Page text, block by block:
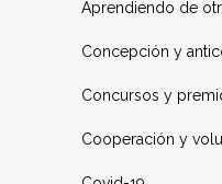
Aprendiendo de
Concepción y
Concursos y
Cooperación y